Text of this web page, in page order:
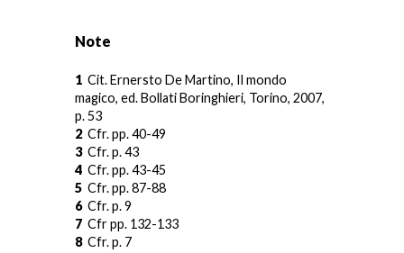
Note
1 Cit. Ernersto De Martino, Il mondo
magico, ed. Bollati Boringhieri, Torino, 2007,
p. 53
2 Cfr. pp. 40-49
3 Cfr. p. 43
4 Cfr. pp. 43-45
5 Cfr. pp. 87-88
6 Cfr. p. 9
7 Cfr pp. 132-133
8 Cfr. p. 7